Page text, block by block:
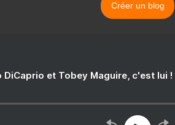
Créer un blog
DiCaprio et Tobey Maguire, c'est lui